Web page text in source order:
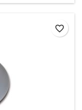
favorite_border